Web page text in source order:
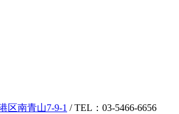
区南青山7-9-1 / TEL：03-5466-6656